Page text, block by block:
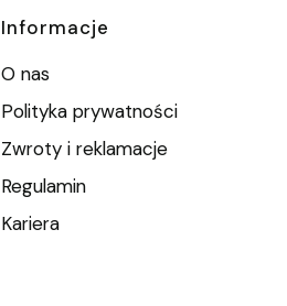
Informacje
O nas
Polityka prywatności
Zwroty i reklamacje
Regulamin
Kariera